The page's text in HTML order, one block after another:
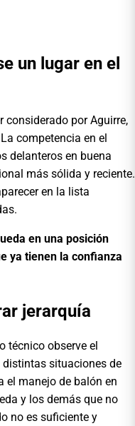
un lugar en el
considerado por Aguirre,
competencia en el
delanteros en buena
más sólida y reciente.
en la lista
en una posición
ya tienen la confianza
jerarquía
técnico observe el
situaciones de
el manejo de balón en
y los demás que no
no es suficiente y